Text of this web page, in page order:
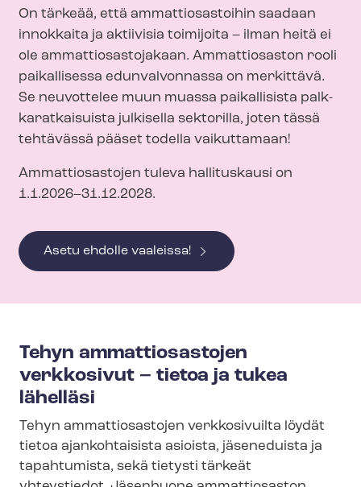
On tärkeää, että ammattiosastoihin saadaan
innokkaita ja aktiivisia toimijoita – ilman heitä ei
ole am­mat­tio­sas­to­ja­kaan. Ammattiosaston rooli
paikallisessa edunvalvonnassa on merkittävä.
Se neuvottelee muun muassa paikallisista palk­
ka­rat­kai­suis­ta julkisella sektorilla, joten tässä
tehtävässä pääset todella vaikuttamaan!
Ammattiosastojen tuleva hallituskausi on
1.1.2026–31.12.2028.
Asetu ehdolle vaaleissa!
Tehyn ammattiosastojen
verkkosivut – tietoa ja tukea
lähelläsi
Tehyn ammattiosastojen verkkosivuilta löydät
tietoa ajankohtaisista asioista, jäseneduista ja
tapahtumista, sekä tietysti tärkeät